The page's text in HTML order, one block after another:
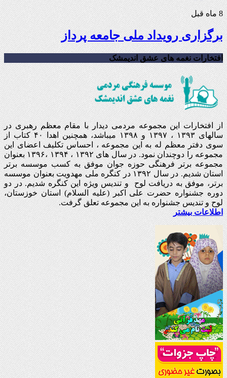
8 ماه قبل
برگزاری رویداد ملی جامعه پرداز
افتخارات نغمه های عشق اندیمشک
از افتخارات این مجموعه مردمی دیدار با مقام معظم رهبری در
سالهای ۱۳۹۳ ، ۱۳۹۷ و ۱۳۹۸ میباشد، همچنین اهدا ۴۰ کتاب از
سوی دفتر معظم له به این مجموعه ، احساس تکلیف اعضای این
مجموعه را دوچندان نمود. در سال های ۱۳۹۲ ، ۱۳۹۴ ،۱۳۹۶ بعنوان
مجموعه برتر فرهنگی حوزه جوان موفق به کسب موسسه برتر
استان شدیم. در سال ۱۳۹۲ در کنگره ملی مهدویت بعنوان موسسه
برتر، موفق به دریافت لوح و تندیس ویژه این کنگره شدیم. در دو
دوره جشنواره حضرت علی اکبر (علیه السلام) استان خوزستان،
لوح و تندیس جشنواره به این مجموعه تعلق گرفت.
اطلاعات بیشتر